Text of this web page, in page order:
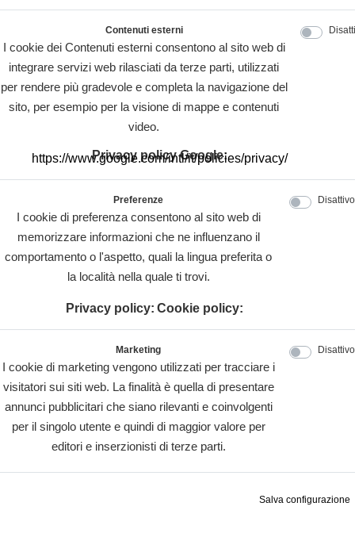
Contenuti esterni
I cookie dei Contenuti esterni consentono al sito web di
integrare servizi web rilasciati da terze parti, utilizzati
per rendere più gradevole e completa la navigazione del
sito, per esempio per la visione di mappe e contenuti
video.
Privacy policy Google:
https://www.google.com/intl/it/policies/privacy/
Preferenze
I cookie di preferenza consentono al sito web di
memorizzare informazioni che ne influenzano il
comportamento o l'aspetto, quali la lingua preferita o
la località nella quale ti trovi.
Privacy policy: Cookie policy:
Disattivo
Marketing
I cookie di marketing vengono utilizzati per tracciare i
visitatori sui siti web. La finalità è quella di presentare
annunci pubblicitari che siano rilevanti e coinvolgenti
per il singolo utente e quindi di maggior valore per
editori e inserzionisti di terze parti.
Disattivo
Salva configurazione